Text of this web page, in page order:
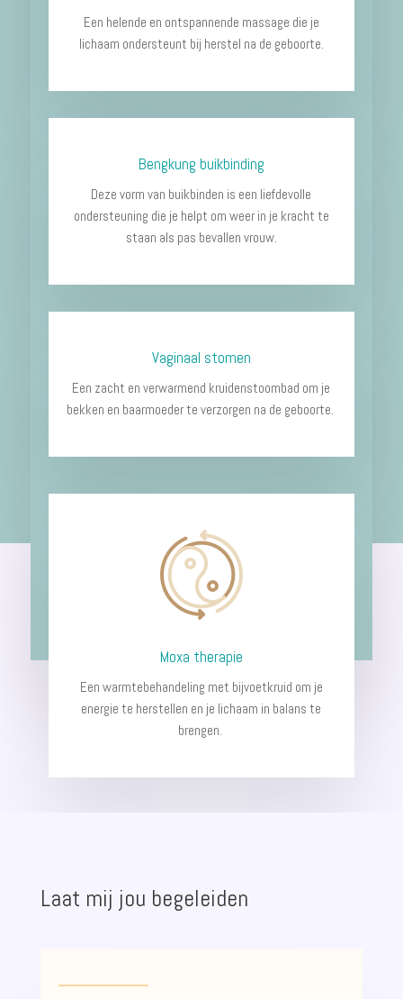
Een helende en ontspannende massage die je
lichaam ondersteunt bij herstel na de geboorte.
Bengkung buikbinding
Deze vorm van buikbinden is een liefdevolle
ondersteuning die je helpt om weer in je kracht te
staan als pas bevallen vrouw.
Vaginaal stomen
Een zacht en verwarmend kruidenstoombad om je
bekken en baarmoeder te verzorgen na de geboorte.
Moxa therapie
Een warmtebehandeling met bijvoetkruid om je
energie te herstellen en je lichaam in balans te
brengen.
Laat mij jou begeleiden